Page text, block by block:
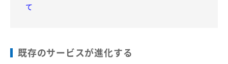
て
既存のサービスが進化する